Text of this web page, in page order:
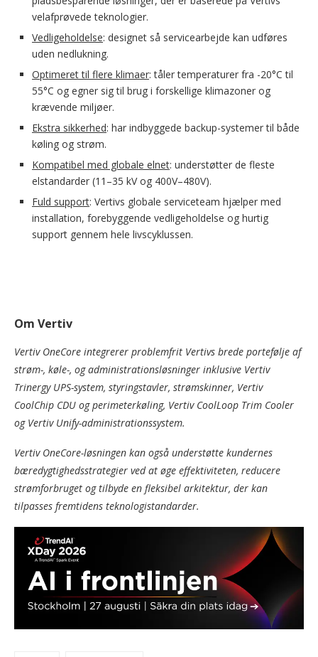
velafprøvede teknologier.
Vedligeholdelse: designet så servicearbejde kan udføres
uden nedlukning.
Optimeret til flere klimaer: tåler temperaturer fra -20°C til
55°C og egner sig til brug i forskellige klimazoner og
krævende miljøer.
Ekstra sikkerhed: har indbyggede backup-systemer til både
køling og strøm.
Kompatibel med globale elnet: understøtter de fleste
elstandarder (11–35 kV og 400V–480V).
Fuld support: Vertivs globale serviceteam hjælper med
installation, forebyggende vedligeholdelse og hurtig
support gennem hele livscyklussen.
Om Vertiv
Vertiv OneCore integrerer problemfrit Vertivs brede portefølje af
strøm-, køle-, og administrationsløsninger inklusive Vertiv
Trinergy UPS-system, styringstavler, strømskinner, Vertiv
CoolChip CDU og perimeterkøling, Vertiv CoolLoop Trim Cooler
og Vertiv Unify-administrationssystem.
Vertiv OneCore-løsningen kan også understøtte kundernes
bæredygtighedsstrategier ved at øge effektiviteten, reducere
strømforbruget og tilbyde en fleksibel arkitektur, der kan
tilpasses fremtidens teknologistandarder.